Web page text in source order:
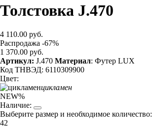
Толстовка J.470
4 110.00 руб.
Распродажа -67%
1 370.00 руб.
Артикул: J.470 Материал: Футер LUX
Код ТНВЭД: 6110309900
Цвет:
цикламен
NEW%
Наличие:
Выберите размер и необходимое количество:
42